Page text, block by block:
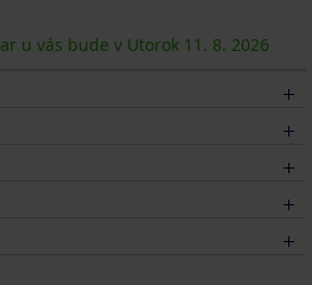
u vás bude v Utorok 11. 8. 2026